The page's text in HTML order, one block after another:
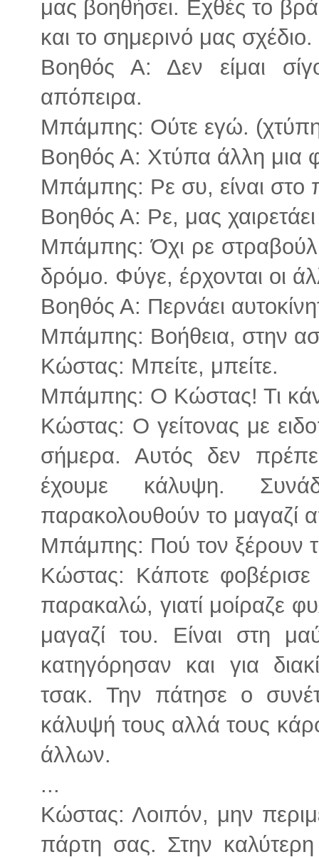
μας βοηθήσει. Εχθές το
και το σημερινό μας σχέδιο.
Βοηθός Α: Δεν είμαι
απόπειρα.
Μπάμπης: Ούτε εγώ.
Βοηθός Α: Χτύπα άλλη μια
Μπάμπης: Ρε συ, είναι στο
Βοηθός Α: Ρε, μας χαιρετάει
Μπάμπης: Όχι ρε
δρόμο. Φύγε, έρχονται οι
Βοηθός Α: Περνάει
Μπάμπης: Βοήθεια, στην
Κώστας: Μπείτε, μπείτε.
Μπάμπης: Ο Κώστας! Τι
Κώστας: Ο γείτονας με
σήμερα. Αυτός δεν
έχουμε κάλυψη.
παρακολουθούν το μαγαζί
Μπάμπης: Πού τον ξέρουν
Κώστας: Κάποτε φοβέρισε
παρακαλώ, γιατί μοίραζε
μαγαζί του. Είναι στη
κατηγόρησαν και για
τσακ. Την πάτησε ο
κάλυψή τους αλλά τους
άλλων.
...
Κώστας: Λοιπόν, μην
πάρτη σας. Στην